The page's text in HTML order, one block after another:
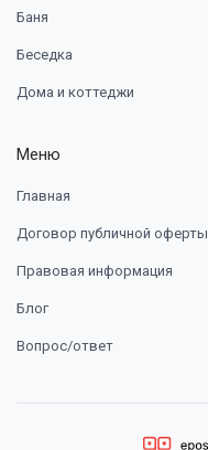
Баня
Беседка
Дома и коттеджи
Меню
Главная
Договор публичной оферты
Правовая информация
Блог
Вопрос/ответ